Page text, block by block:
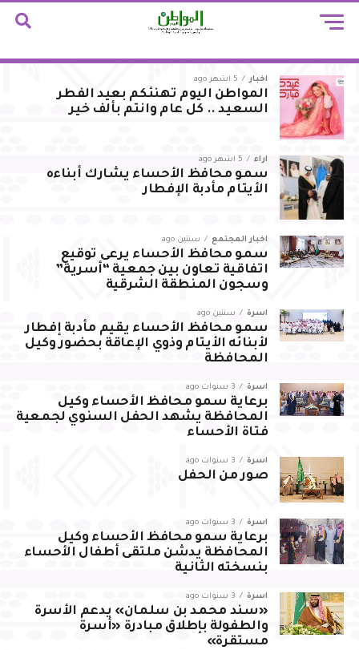
أخبار 5 أشهر ago
المواطن اليوم تهنئكم بعيد الفطر
السعيد .. كل عام وانتم بألف خير
آراء 5 أشهر ago
سمو محافظ الأحساء يشارك أبناءه
الأيتام مأدبة الإفطار
أخبار المجتمع سنتين ago
سمو محافظ الأحساء يرعى توقيع
اتفاقية تعاون بين جمعية “أسرية”
وسجون المنطقة الشرقية
أسرة سنتين ago
سمو محافظ الأحساء يقيم مأدبة إفطار
لأبنائه الأيتام وذوي الإعاقة بحضور وكيل
المحافظة
أسرة 3 سنوات ago
برعاية سمو محافظ الأحساء وكيل
المحافظة يشهد الحفل السنوي لجمعية
فتاة الأحساء
أسرة 3 سنوات ago
صور من الحفل
أسرة 3 سنوات ago
برعاية سمو محافظ الأحساء وكيل
المحافظة يدشن ملتقى أطفال الأحساء
بنسخته الثانية
أسرة 3 سنوات ago
«سند محمد بن سلمان» يدعم الأسرة
والطفولة بإطلاق مبادرة «أسرة
مستقرة»